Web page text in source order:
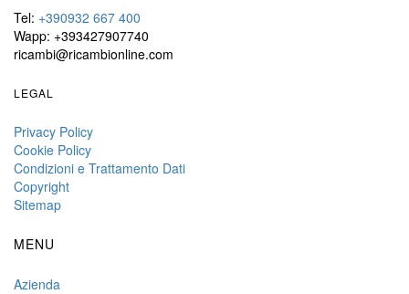
Tel: +390932 667 400
Wapp: +393427907740
ricambi@ricambionline.com
LEGAL
Privacy Policy
Cookie Policy
Condizioni e Trattamento Dati
Copyright
Sitemap
MENU
Azienda